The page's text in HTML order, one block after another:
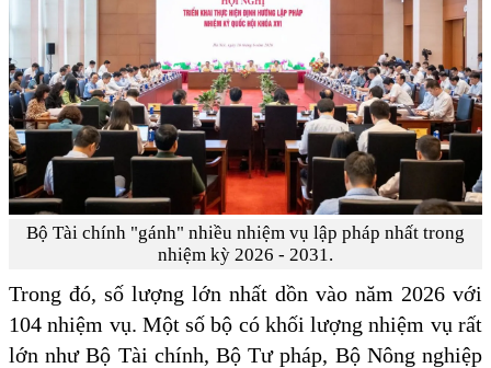
Bộ Tài chính "gánh" nhiều nhiệm vụ lập pháp nhất trong
nhiệm kỳ 2026 - 2031.
Trong đó, số lượng lớn nhất dồn vào năm 2026 với
104 nhiệm vụ. Một số bộ có khối lượng nhiệm vụ rất
lớn như Bộ Tài chính, Bộ Tư pháp, Bộ Nông nghiệp